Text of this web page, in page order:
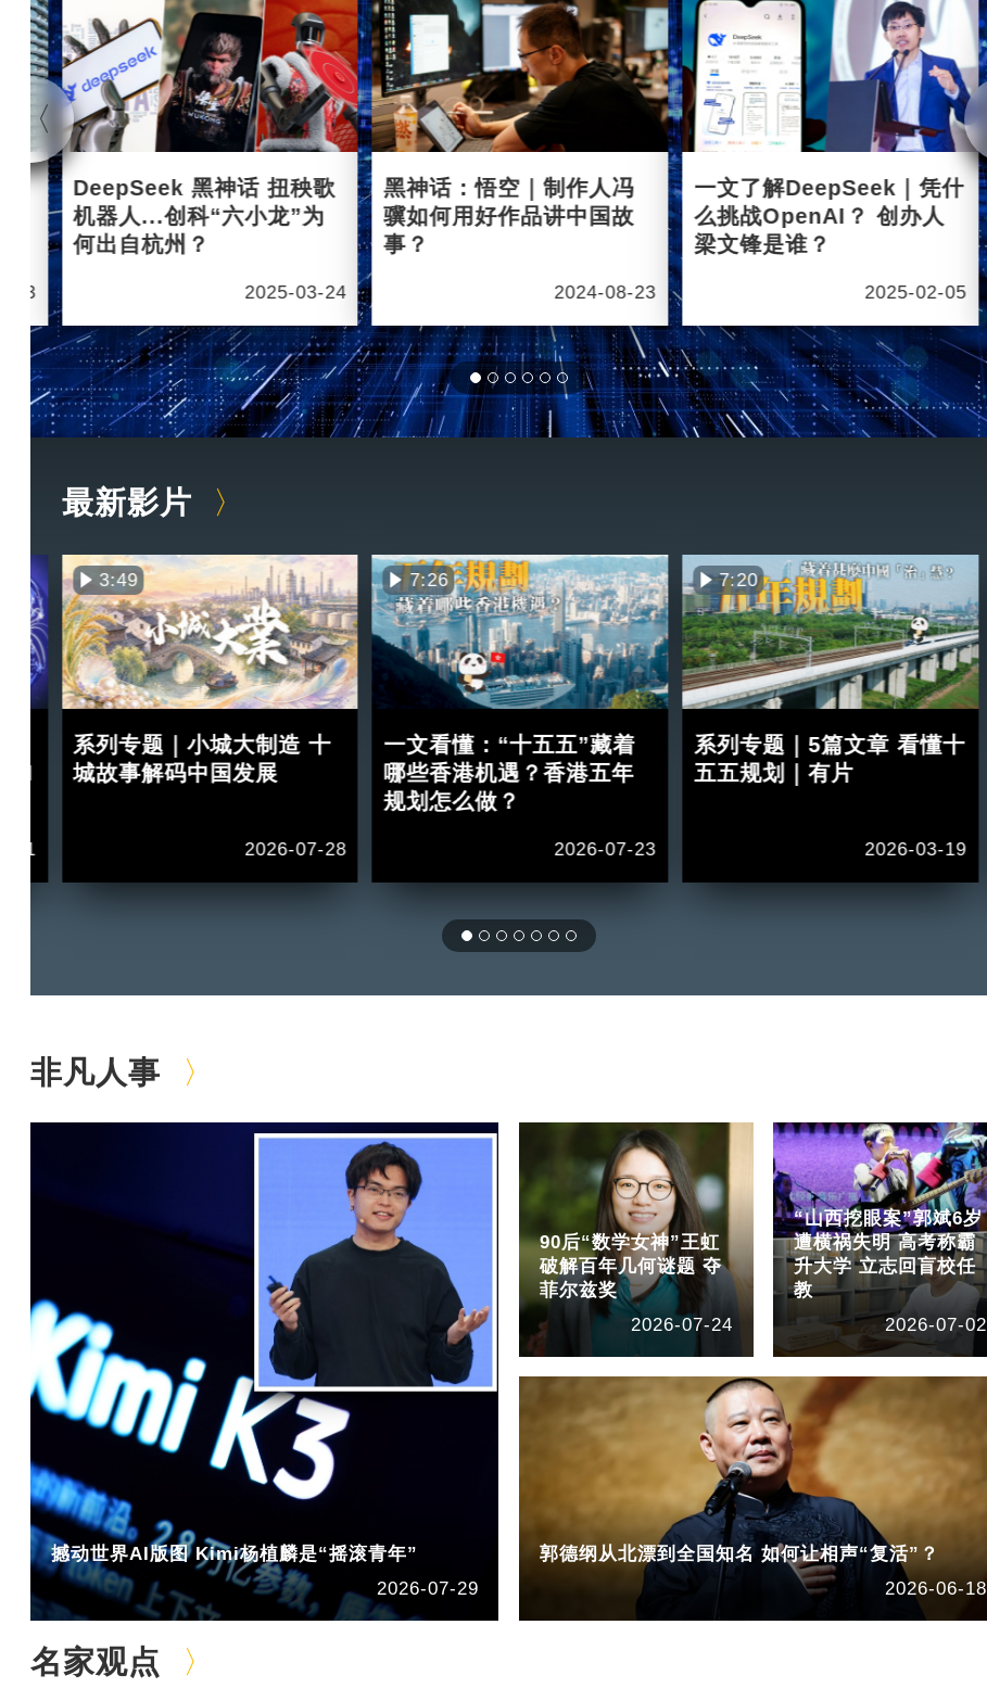
03
DeepSeek 黑神话 扭秧歌
机器人...创科“六小龙”为
何出自杭州？
2025-03-24
黑神话：悟空｜制作人冯
骥如何用好作品讲中国故
事？
2024-08-23
一文了解DeepSeek｜凭什
么挑战OpenAI？ 创办人
梁文锋是谁？
2025-02-05
最新影片
II
11
3:49
系列专题｜小城大制造 十
城故事解码中国发展
2026-07-28
7:26
一文看懂：“十五五”藏着
哪些香港机遇？香港五年
规划怎么做？
2026-07-23
7:20
系列专题｜5篇文章 看懂十
五五规划｜有片
2026-03-19
非凡人事
撼动世界AI版图 Kimi杨植麟是“摇滚青年”
2026-07-29
90后“数学女神”王虹
破解百年几何谜题 夺
菲尔兹奖
2026-07-24
“山西挖眼案”郭斌6岁
遭横祸失明 高考称霸
升大学 立志回盲校任
教
2026-07-02
郭德纲从北漂到全国知名 如何让相声“复活”？
2026-06-18
名家观点